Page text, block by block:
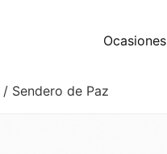
Ocasiones
/ Sendero de Paz